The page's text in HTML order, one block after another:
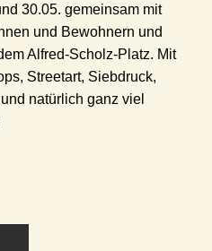
30.05. gemeinsam mit
und Bewohnern und
Alfred-Scholz-Platz. Mit
Streetart, Siebdruck,
natürlich ganz viel